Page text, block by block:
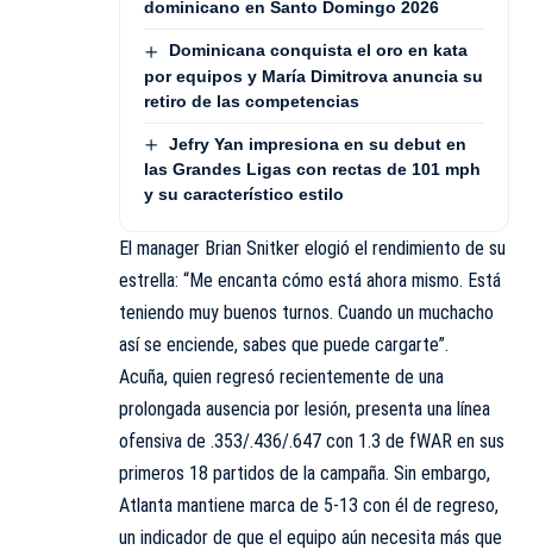
dominicano en Santo Domingo 2026
Dominicana conquista el oro en kata
por equipos y María Dimitrova anuncia su
retiro de las competencias
Jefry Yan impresiona en su debut en
las Grandes Ligas con rectas de 101 mph
y su característico estilo
El manager Brian Snitker elogió el rendimiento de su
estrella: “Me encanta cómo está ahora mismo. Está
teniendo muy buenos turnos. Cuando un muchacho
así se enciende, sabes que puede cargarte”.
Acuña, quien regresó recientemente de una
prolongada ausencia por lesión, presenta una línea
ofensiva de .353/.436/.647 con 1.3 de fWAR en sus
primeros 18 partidos de la campaña. Sin embargo,
Atlanta mantiene marca de 5-13 con él de regreso,
un indicador de que el equipo aún necesita más que